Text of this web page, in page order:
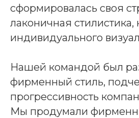
сформировалась своя
лаконичная стилистика,
индивидуального
Нашей командой был
фирменный стиль,
прогрессивность
Мы продумали